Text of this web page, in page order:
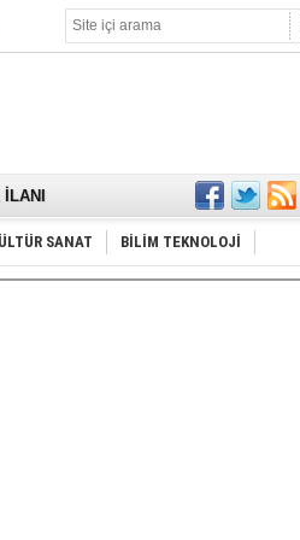
SANAT BİLİM TEKNOLOJİ